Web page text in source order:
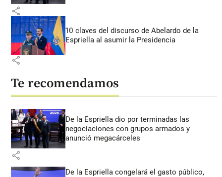
share
10 claves del discurso de Abelardo de la
Espriella al asumir la Presidencia
share
Te recomendamos
De la Espriella dio por terminadas las
negociaciones con grupos armados y
anunció megacárceles
share
De la Espriella congelará el gasto público,